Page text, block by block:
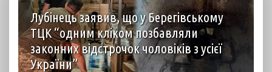
Лубінець заявив, що у Берегівському
ТЦК “одним кліком позбавляли
законних відстрочок чоловіків з усієї
України”